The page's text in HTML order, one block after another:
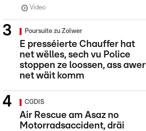
Video
Poursuite zu Zolwer
E presséierte Chauffer hat
net wëlles, sech vu Police
stoppen ze loossen, ass awer
net wäit komm
CGDIS
Air Rescue am Asaz no
Motorradsaccident, dräi